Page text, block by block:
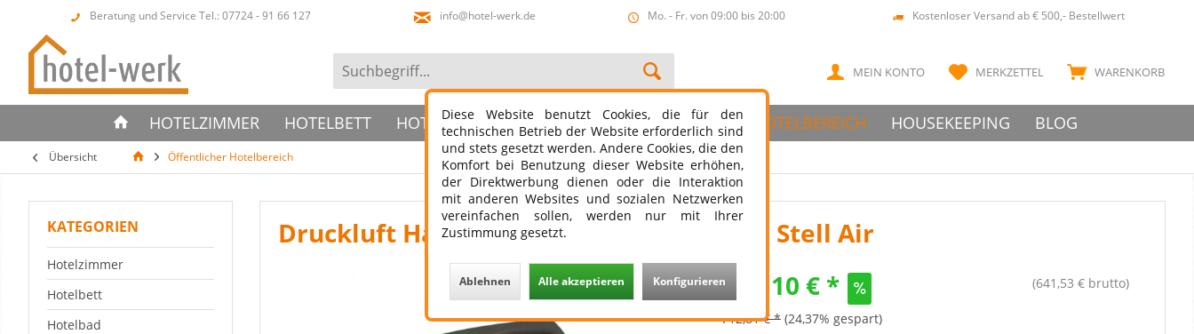
Beratung und Service Tel.: 07724 - 91 66 127 info@hotel-werk.de Mo. - Fr. von 09:00 bis 20:00 Kostenloser Versand ab € 500,- Bestellwert
WARENKORB
MERKZETTEL
MEIN KONTO
HOTELZIMMER HOTELBETT HOTELBAD HOTELSLIPPER ÖFFENTLICHER HOTELBEREICH HOUSEKEEPING BLOG
Übersicht Öffentlicher Hotelbereich
KATEGORIEN
Hotelzimmer
Hotelbett
Hotelbad
Druckluft Händetrockner elektrisch JVD Stell Air
539,10 € *
(641,53 € brutto)
712,81 € * (24,37% gespart)
Diese Website benutzt Cookies, die für den
technischen Betrieb der Website erforderlich sind
und stets gesetzt werden. Andere Cookies, die den
Komfort bei Benutzung dieser Website erhöhen,
der Direktwerbung dienen oder die Interaktion
mit anderen Websites und sozialen Netzwerken
vereinfachen sollen, werden nur mit Ihrer
Zustimmung gesetzt.
Ablehnen Alle akzeptieren Konfigurieren